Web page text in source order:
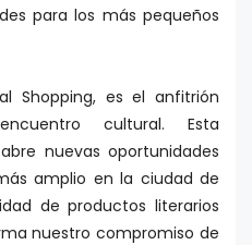
para los más pequeños
Shopping, es el anfitrión
cultural. Esta
nuevas oportunidades
amplio en la ciudad de
de productos literarios
nuestro compromiso de